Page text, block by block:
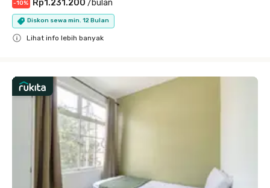
-10% Rp1.231.200 /bulan
Diskon sewa min. 12 Bulan
Lihat info lebih banyak